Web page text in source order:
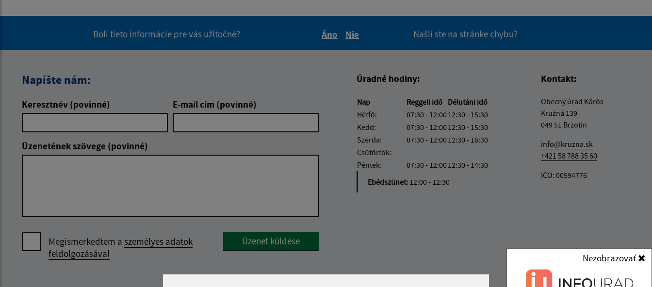
Nezobrazovať
Boli tieto informácie pre vás užitočné?
Áno
Nie
Našli ste na stránke chybu?
Napíšte nám:
Keresztnév (povinné) E-mail cím (povinné)
Üzenetének szövege (povinné)
Megismerkedtem a személyes adatok
feldolgozásával
Google reCaptcha Response
Üzenet küldése
Úradné hodiny:
Nap Reggeli idő Délutáni idő
Hétfő:
07:30 - 12:0012:30 - 15:30
Kedd:
07:30 - 12:0012:30 - 15:30
Szerda:
07:30 - 12:0012:30 - 16:30
Csütörtök:
-
Péntek:
07:30 - 12:0012:30 - 14:30
Ebédszünet: 12:00 - 12:30
Kontakt:
Obecný úrad Kőrös
Kružná 139
049 51 Brzotín
info@kruzna.sk
+421 58 788 35 60
IČO: 00594776